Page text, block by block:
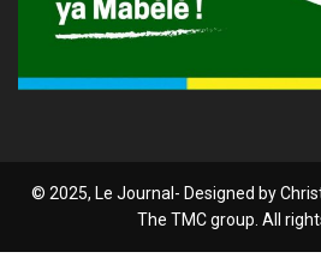
© 2025, Le Journal- Designed by
The TMC group. All